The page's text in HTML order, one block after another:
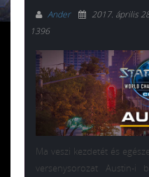
Ander 2017. április
1396
Ma veszi kezdetét és
versenysorozat Austin-i